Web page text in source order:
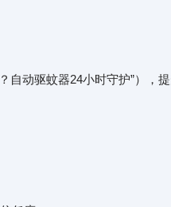
自动驱蚊器24小时守护”），